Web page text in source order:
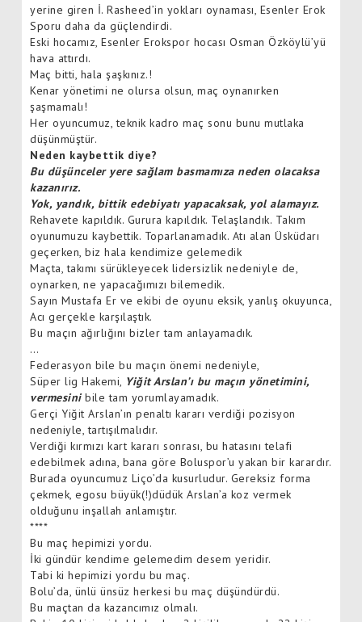
yerine giren İ. Rasheed’in yokları oynaması, Esenler Erok
Sporu daha da güçlendirdi.
Eski hocamız, Esenler Erokspor hocası Osman Özköylü’yü
hava attırdı.
Maç bitti, hala şaşkınız.!
Kenar yönetimi ne olursa olsun, maç oynanırken
şaşmamalı!
Her oyuncumuz, teknik kadro maç sonu bunu mutlaka
düşünmüştür.
Neden kaybettik diye?
Bu düşünceler yere sağlam basmamıza neden olacaksa
kazanırız.
Yok, yandık, bittik edebiyatı yapacaksak, yol alamayız.
Rehavete kapıldık. Gurura kapıldık. Telaşlandık. Takım
oyunumuzu kaybettik. Toparlanamadık. Atı alan Üsküdarı
geçerken, biz hala kendimize gelemedik
Maçta, takımı sürükleyecek lidersizlik nedeniyle de,
oynarken, ne yapacağımızı bilemedik.
Sayın Mustafa Er ve ekibi de oyunu eksik, yanlış okuyunca,
Acı gerçekle karşılaştık.
Bu maçın ağırlığını bizler tam anlayamadık.
…
Federasyon bile bu maçın önemi nedeniyle,
Süper lig Hakemi, Yiğit Arslan’ı bu maçın yönetimini,
vermesinibile tam yorumlayamadık.
Gerçi Yiğit Arslan’ın penaltı kararı verdiği pozisyon
nedeniyle, tartışılmalıdır.
Verdiği kırmızı kart kararı sonrası, bu hatasını telafi
edebilmek adına, bana göre Boluspor’u yakan bir karardır.
Burada oyuncumuz Liço’da kusurludur. Gereksiz forma
çekmek, egosu büyük(!)düdük Arslan’a koz vermek
olduğunu inşallah anlamıştır.
****
Bu maç hepimizi yordu.
İki gündür kendime gelemedim desem yeridir.
Tabi ki hepimizi yordu bu maç.
Bolu’da, ünlü ünsüz herkesi bu maç düşündürdü.
Bu maçtan da kazancımız olmalı.